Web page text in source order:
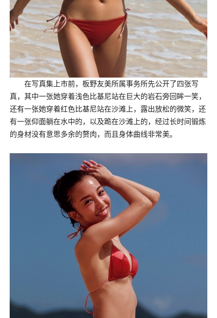
在写真集上市前，板野友美所属事务所先公开了四张写
真，其中一张她穿着浅色比基尼站在巨大的岩石旁回眸一笑，
还有一张她穿着红色比基尼站在沙滩上，露出放松的微笑，还
有一张仰面躺在水中的，以及跪在沙滩上的，经过长时间锻炼
的身材没有意思多余的赘肉，而且身体曲线非常美。